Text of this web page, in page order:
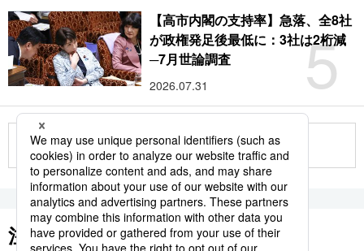
5
【高市内閣の支持率】急落、全8社
が政権発足後最低に：3社は2桁減
─7月世論調査
2026.07.31
もっと見る
注目のキーワード